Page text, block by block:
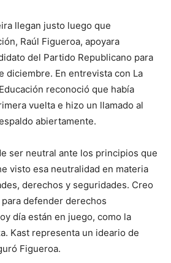
llegan justo luego que
Raúl Figueroa, apoyara
del Partido Republicano para
diciembre. En entrevista con La
reconoció que había
vuelta e hizo un llamado al
abiertamente.
ser neutral ante los principios que
visto esa neutralidad en materia
derechos y seguridades. Creo
defender derechos
día están en juego, como la
Kast representa un ideario de
Figueroa.